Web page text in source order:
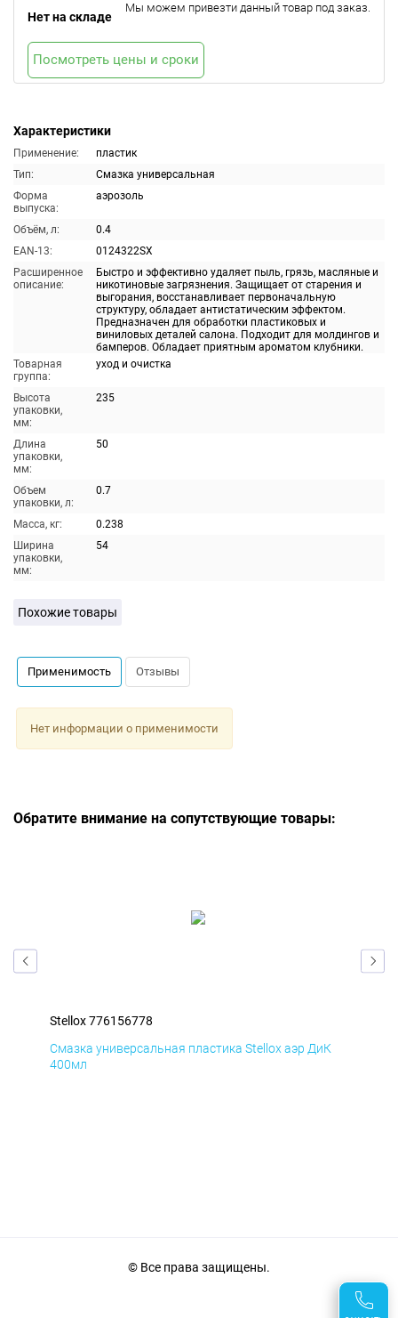
Характеристики
Применение:
пластик
Тип:
Смазка универсальная
Форма
выпуска:
аэрозоль
Объём, л:
0.4
EAN-13:
0124322SX
Расширенное
описание:
Быстро и эффективно удаляет пыль, грязь, масляные и
никотиновые загрязнения. Защищает от старения и
выгорания, восстанавливает первоначальную
структуру, обладает антистатическим эффектом.
Предназначен для обработки пластиковых и
виниловых деталей салона. Подходит для молдингов и
бамперов. Обладает приятным ароматом клубники.
Товарная
группа:
уход и очистка
Высота
упаковки,
мм:
235
Длина
упаковки,
мм:
50
Объем
упаковки, л:
0.7
Масса, кг:
0.238
Ширина
упаковки,
мм:
54
Нет на складе
Мы можем привезти данный товар под заказ.
Посмотреть цены и сроки
Похожие товары
Применимость Отзывы
Нет информации о применимости
Обратите внимание на сопутствующие товары:
Stellox 776156778
Смазка универсальная пластика Stellox аэр ДиК
400мл
© Все права защищены.